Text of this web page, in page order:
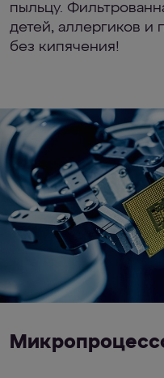
пыльцу.
детей, аллергиков
без кипячения!